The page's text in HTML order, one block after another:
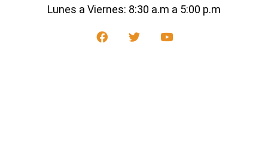
Lunes a Viernes: 8:30 a.m a 5:00 p.m